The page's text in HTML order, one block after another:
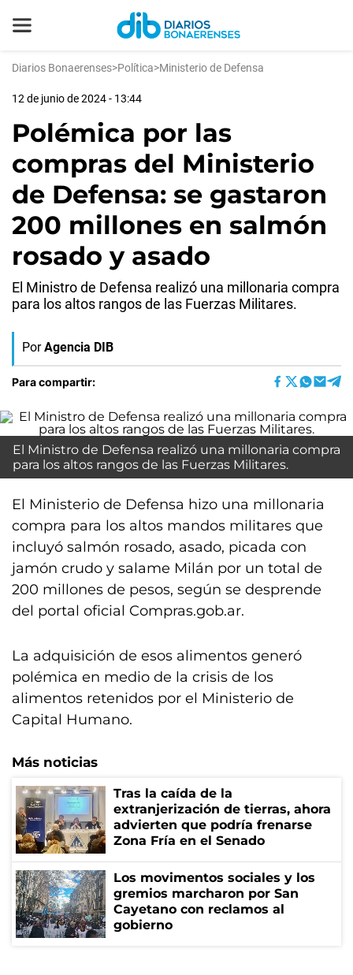
Diarios Bonaerenses>Política>Ministerio de Defensa
12 de junio de 2024 - 13:44
Polémica por las
compras del Ministerio
de Defensa: se gastaron
200 millones en salmón
rosado y asado
El Ministro de Defensa realizó una millonaria compra
para los altos rangos de las Fuerzas Militares.
Por Agencia DIB
Para compartir:
El Ministro de Defensa realizó una millonaria compra
para los altos rangos de las Fuerzas Militares.
El Ministerio de Defensa hizo una millonaria
compra para los altos mandos militares que
incluyó salmón rosado, asado, picada con
jamón crudo y salame Milán por un total de
200 millones de pesos, según se desprende
del portal oficial Compras.gob.ar.
La adquisición de esos alimentos generó
polémica en medio de la crisis de los
alimentos retenidos por el Ministerio de
Capital Humano.
Más noticias
Tras la caída de la
extranjerización de tierras, ahora
advierten que podría frenarse
Zona Fría en el Senado
Los movimentos sociales y los
gremios marcharon por San
Cayetano con reclamos al
gobierno